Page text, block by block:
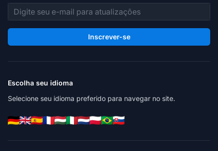
Endereço de e-mail
Inscrever-se
Escolha seu idioma
Selecione seu idioma preferido para navegar no site.